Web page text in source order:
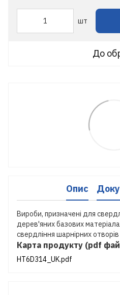
шт
До
Опис
Вироби, призначені для
дерев'яних базових
свердління шарнірних
Карта продукту (pdf
HT6D314_UK.pdf